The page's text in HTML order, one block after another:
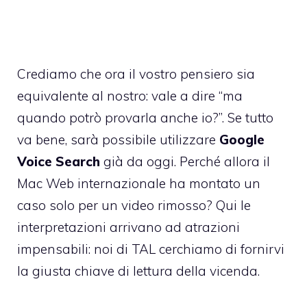
Crediamo che ora il vostro pensiero sia
equivalente al nostro: vale a dire “ma
quando potrò provarla anche io?”. Se tutto
va bene, sarà possibile utilizzare Google
Voice Search già da oggi. Perché allora il
Mac Web internazionale ha montato un
caso solo per un video rimosso? Qui le
interpretazioni arrivano ad atrazioni
impensabili: noi di TAL cerchiamo di fornirvi
la giusta chiave di lettura della vicenda.